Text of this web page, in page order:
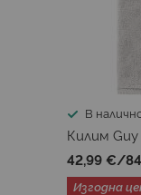
В
Килим
42,99 €/
Изгодна